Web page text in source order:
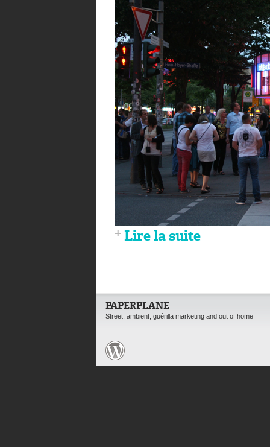
Lire la suite
PAPERPLANE
Street, ambient, guérilla marketing and out of home